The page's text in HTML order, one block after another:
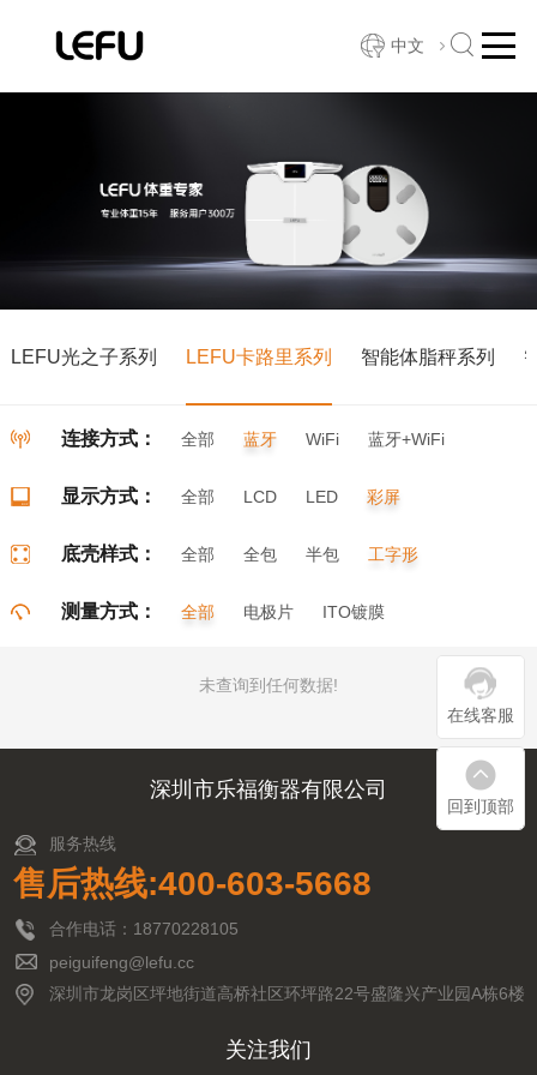
在线客服
回到顶部
中文
LEFU光之子系列 LEFU卡路里系列 智能体脂秤系列
连接方式： 全部 蓝牙 WiFi 蓝牙+WiFi
显示方式： 全部 LCD LED 彩屏
底壳样式： 全部 全包 半包
工字形
测量方式： 全部 电极片 ITO镀膜
未查询到任何数据!
深圳市乐福衡器有限公司
服务热线
售后热线:400-603-5668
合作电话：18770228105
peiguifeng@lefu.cc
深圳市龙岗区坪地街道高桥社区环坪路22号盛隆兴产业园A栋6楼
关注我们